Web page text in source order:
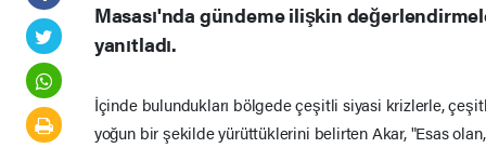
Masası'nda gündeme ilişkin
yanıtladı.
İçinde bulundukları bölgede çeşitli siyasi krizlerle,
yoğun bir şekilde yürüttüklerini belirten Akar, "Esas